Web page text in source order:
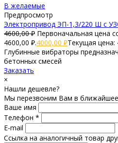
В желаемые
Предпросмотр
Электропривод ЭП-1,3/220 Ш с
4600,00₽ Первоначальная цена
4600,00 ₽.4000,00 ₽Текущая цена:
Глубинные вибраторы
бетонных смесей
Заказать
×
Нашли дешевле?
Мы перезвоним Вам в
Ваше имя
Телефон *
E-mail
Ссылка на аналогичный товар